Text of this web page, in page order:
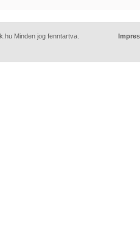
Minden jog fenntartva.